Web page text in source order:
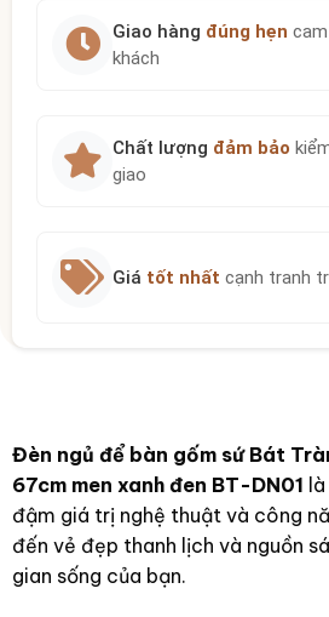
Giao hàng đúng hẹn
khách
Chất lượng đảm bảo
giao
Giá tốt nhất cạnh tranh
Đèn ngủ để bàn gốm sứ Bát
67cm men xanh đen BT-DN01
đậm giá trị nghệ thuật và công
đến vẻ đẹp thanh lịch và nguồn
gian sống của bạn.